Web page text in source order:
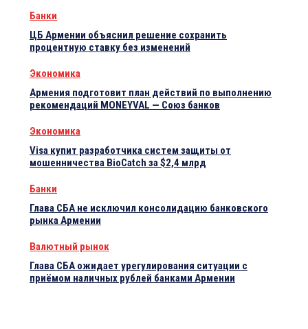
Банки
ЦБ Армении объяснил решение сохранить
процентную ставку без изменений
Экономика
Армения подготовит план действий по выполнению
рекомендаций MONEYVAL — Союз банков
Экономика
Visa купит разработчика систем защиты от
мошенничества BioCatch за $2,4 млрд
Банки
Глава СБА не исключил консолидацию банковского
рынка Армении
Валютный рынок
Глава СБА ожидает урегулирования ситуации с
приёмом наличных рублей банками Армении